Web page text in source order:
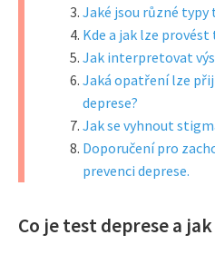
Jaké jsou různé typy
Kde a jak lze provést
Jak interpretovat
Jaká opatření lze
deprese?
Jak se vyhnout
Doporučení pro
prevenci deprese.
Co je test deprese a